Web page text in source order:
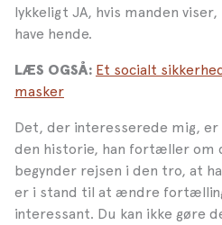
lykkeligt JA, hvis manden
have hende.
LÆS OGSÅ: Et socialt
masker
Det, der interesserede mig,
den historie, han fortæller om
begynder rejsen i den tro, at
er i stand til at ændre
interessant. Du kan ikke gøre